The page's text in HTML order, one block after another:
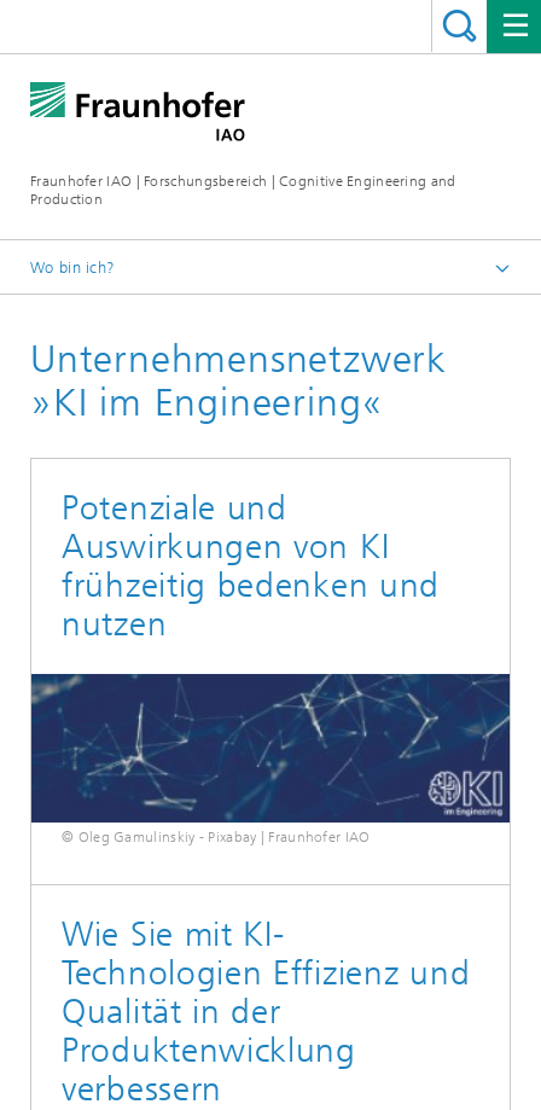
Fraunhofer IAO | Forschungsbereich | Cognitive Engineering and
Production
Wo bin ich?
Unternehmensnetzwerk
»KI im Engineering«
Potenziale und
Auswirkungen von KI
frühzeitig bedenken und
nutzen
© Oleg Gamulinskiy - Pixabay | Fraunhofer IAO
Wie Sie mit KI-
Technologien Effizienz und
Qualität in der
Produktenwicklung
verbessern